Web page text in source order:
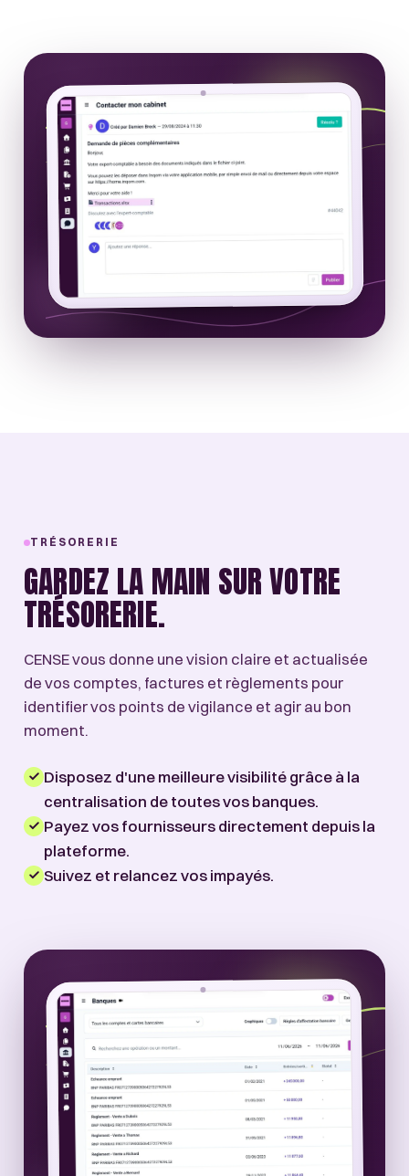
TRÉSORERIE
GARDEZ LA MAIN SUR VOTRE
TRÉSORERIE.
CENSE vous donne une vision claire et actualisée
de vos comptes, factures et règlements pour
identifier vos points de vigilance et agir au bon
moment.
Disposez d'une meilleure visibilité grâce à la
centralisation de toutes vos banques.
Payez vos fournisseurs directement depuis la
plateforme.
Suivez et relancez vos impayés.